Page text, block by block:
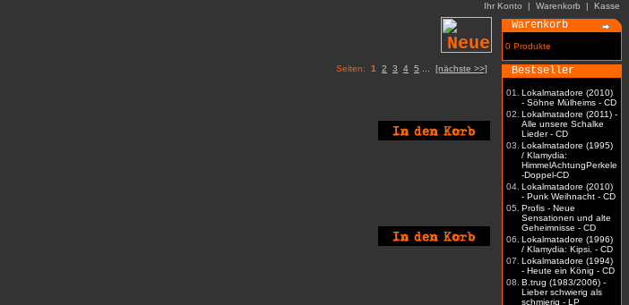
Ihr Konto | Warenkorb | Kasse
Seiten: 1 2 3 4 5 [nächste >>]
Warenkorb
0 Produkte
Bestseller
01.
Lokalmatadore (2010)
- Söhne Mülheims - CD
02. Lokalmatadore (2011) -
Alle unsere Schalke
Lieder - CD
03. Lokalmatadore (1995)
/ Klamydia:
HimmelAchtungPerkele
-Doppel-CD
04. Lokalmatadore (2010)
- Punk Weihnacht - CD
05. Profis - Neue
Sensationen und alte
Geheimnisse - CD
06. Lokalmatadore (1996)
/ Klamydia: Kipsi. - CD
07. Lokalmatadore (1994)
- Heute ein König - CD
08. B.trug (1983/2006) -
Lieber schwierig als
schmierig - LP